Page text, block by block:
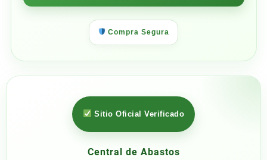
Compra Segura
Sitio Oficial Verificado
Central de Abastos